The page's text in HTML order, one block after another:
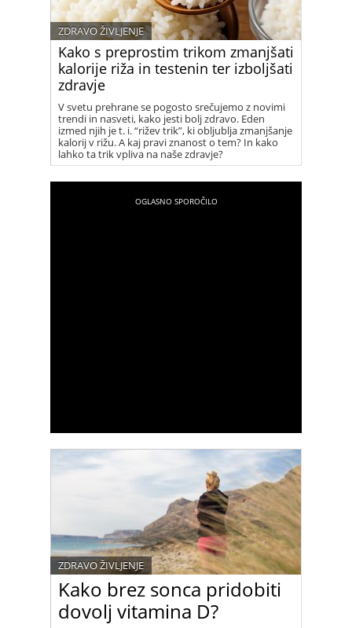
Kako s preprostim trikom zmanjšati
kalorije riža in testenin ter izboljšati
zdravje
ZDRAVO ŽIVLJENJE
V svetu prehrane se pogosto srečujemo z novimi
trendi in nasveti, kako jesti bolj zdravo. Eden
izmed njih je t. i. “rižev trik”, ki obljublja zmanjšanje
kalorij v rižu. A kaj pravi znanost o tem? In kako
lahko ta trik vpliva na naše zdravje?
Kako brez sonca pridobiti
dovolj vitamina D?
ZDRAVO ŽIVLJENJE